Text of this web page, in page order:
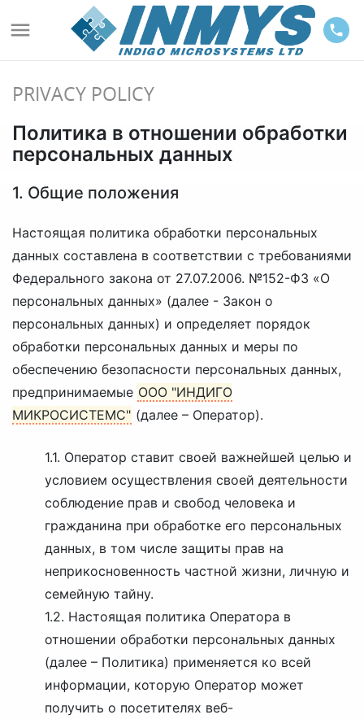
 phone
PRIVACY POLICY
Политика в отношении обработки
персональных данных
1. Общие положения
Настоящая политика обработки персональных
данных составлена в соответствии с требованиями
Федерального закона от 27.07.2006. №152-ФЗ «О
персональных данных» (далее - Закон о
персональных данных) и определяет порядок
обработки персональных данных и меры по
обеспечению безопасности персональных данных,
предпринимаемые ООО "ИНДИГО
МИКРОСИСТЕМС" (далее – Оператор).
1.1. Оператор ставит своей важнейшей целью и
условием осуществления своей деятельности
соблюдение прав и свобод человека и
гражданина при обработке его персональных
данных, в том числе защиты прав на
неприкосновенность частной жизни, личную и
семейную тайну.
1.2. Настоящая политика Оператора в
отношении обработки персональных данных
(далее – Политика) применяется ко всей
информации, которую Оператор может
получить о посетителях веб-